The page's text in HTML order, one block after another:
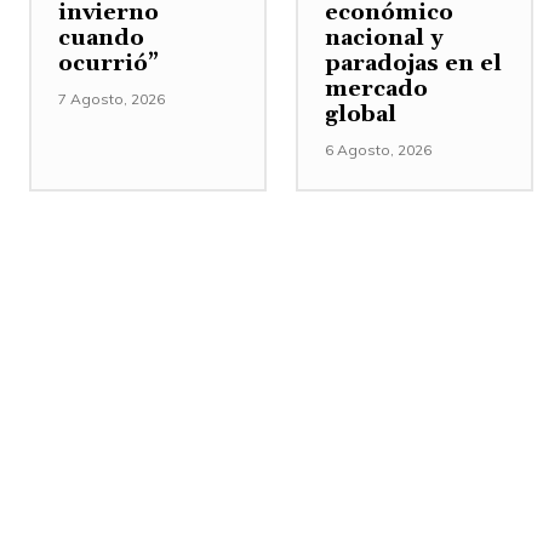
invierno
cuando
ocurrió”
7 Agosto, 2026
económico
nacional y
paradojas en el
mercado
global
6 Agosto, 2026